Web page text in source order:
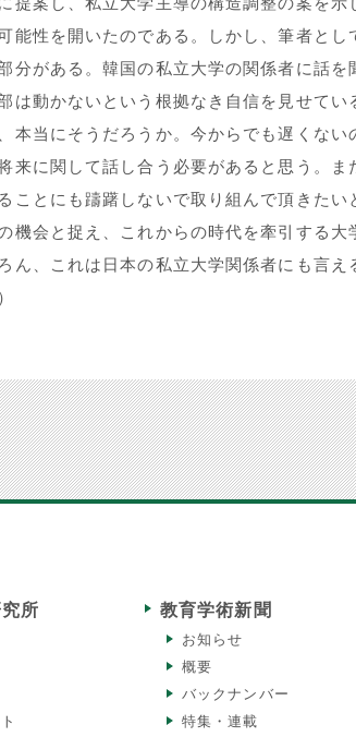
能性を開いたのである。しかし、筆者と
分がある。韓国の私立大学の関係者に話
は動かないという根拠なき自信を見せてい
本当にそうだろうか。今からでも遅くない
来に関して話し合う必要があると思う。
ことにも躊躇しないで取り組んで頂きた
機会と捉え、これからの時代を牽引する
ん、これは日本の私立大学関係者にも言え
所 教育学術新聞
お知らせ
概要
バックナンバー
特集・連載